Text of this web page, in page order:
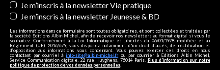
Je m’inscris à la newsletter Vie pratique
Je m’inscris à la newsletter Jeunesse & BD
Les informations dans ce formulaire sont toutes obligatoires, et sont collectées et traitées par
la société Editions Albin Michel, afin de recevoir nos newsletters au format digital si vous le
souhaitez. Conformément à la Loi Informatique et Libertés du 06/01/1978 modifiée et au
Règlement (UE) 2016/679, vous disposez notamment d'un droit d'accès, de rectification et
d’opposition aux informations vous concernant. Vous pouvez exercer ces droits en nous
contactant par courriel à info-site@albin-michel.fr ou par courrier à Editions Albin Michel,
Service Communication digitale, 22 rue Huyghens, 75014 Paris. Plus d’information sur notre
politique de protection de vos données personnelles